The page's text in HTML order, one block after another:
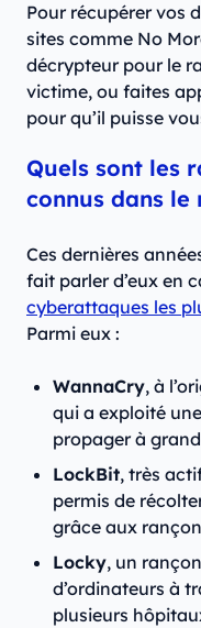
Pour récupérer vos
sites comme No
décrypteur pour le
victime, ou faites
pour qu’il puisse
Quels sont les
connus dans le
Ces dernières
fait parler d’eux en
cyberattaques les
Parmi eux :
WannaCry, à
qui a exploité
propager à
LockBit, très
permis de
grâce aux
Locky, un
d’ordinateurs à
plusieurs